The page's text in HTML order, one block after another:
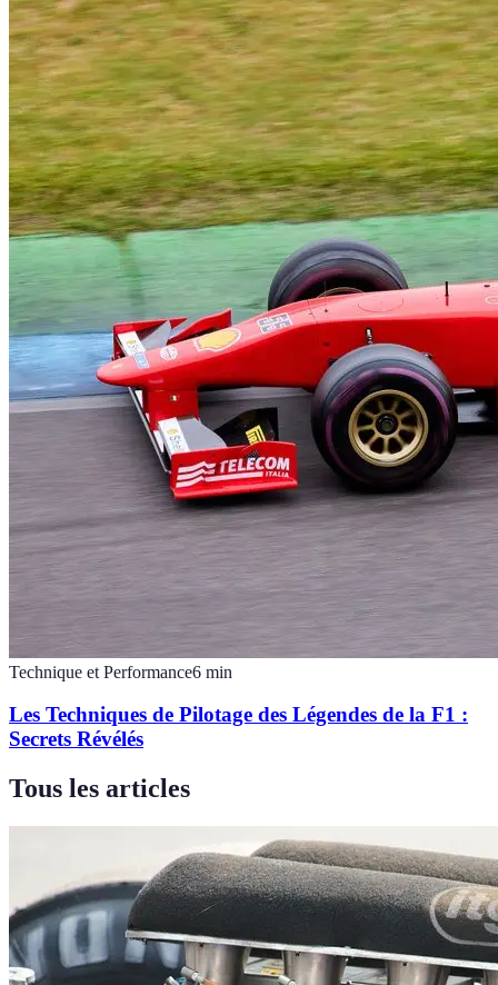
Technique et Performance6 min
Les Techniques de Pilotage des Légendes de la F1 :
Secrets Révélés
Tous les articles